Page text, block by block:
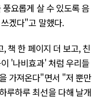
요롭게 살 수 있도록 음
쓰겠다"고 말했다.
책 한 페이지 더 보고, 친
'나비효과' 처럼 우리들
가져온다"면서 "저 뿐만
루하루 최선을 다해 날개